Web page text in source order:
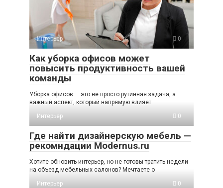
Интерьер 0
Как уборка офисов может
повысить продуктивность вашей
команды
Уборка офисов — это не просто рутинная задача, а
важный аспект, который напрямую влияет
Интерьер
0
Где найти дизайнерскую мебель —
рекомндации Modernus.ru
Хотите обновить интерьер, но не готовы тратить недели
на объезд мебельных салонов? Мечтаете о
Интерьер
0